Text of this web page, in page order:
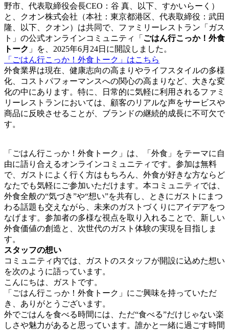
野市、代表取締役会長CEO：谷 真、以下、すかいらーく）
と、クオン株式会社（本社：東京都港区、代表取締役：武田
隆、以下、クオン）は共同で、ファミリーレストラン「ガス
ト」の公式オンラインコミュニティ「 ごはん行こっか！外食
トーク 」を、2025年6月24日に開設しました。
「ごはん行こっか！外食トーク」はこちら
外食業界は現在、健康志向の高まりやライフスタイルの多様
化、コストパフォーマンスへの関心の高まりなど、大きな変
化の中にあります。特に、日常的に気軽に利用されるファミ
リーレストランにおいては、顧客のリアルな声をサービスや
商品に反映させることが、ブランドの継続的成長に不可欠で
す。
「ごはん行こっか！外食トーク」は、「外食」をテーマに自
由に語り合えるオンラインコミュニティです。参加は無料
で、ガストによく行く方はもちろん、外食が好きな方ならど
なたでも気軽にご参加いただけます。本コミュニティでは、
外食全般の“気づき”や“想い”を共有し、ときにガストにまつ
わる話題も交えながら、未来のガストづくりにアイデアをつ
なげます。参加者の多様な視点を取り入れることで、新しい
外食価値の創造と、次世代のガスト体験の実現を目指しま
す。
スタッフの想い
コミュニティ内では、ガストのスタッフが開設に込めた想い
を次のように語っています。
こんにちは、ガストです。
「ごはん行こっか！外食トーク」にご興味を持っていただ
き、ありがとうございます。
外でごはんを食べる時間には、ただ“食べる”だけじゃない楽
しさや魅力があると思っています。誰かと一緒に過ごす時間